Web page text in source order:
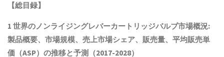
【総目録】
1 世界のノンライジングレバーカートリッジバルブ市場概況:
製品概要、市場規模、売上市場シェア、販売量、平均販売単
価（ASP）の推移と予測 （2017-2028）